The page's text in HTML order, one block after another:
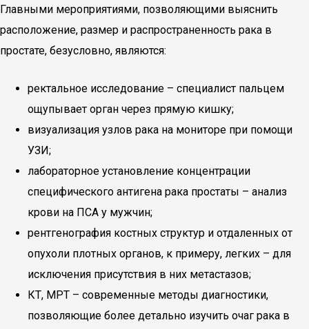
Главными мероприятиями, позволяющими выяснить
расположение, размер и распространенность рака в
простате, безусловно, являются:
ректальное исследование – специалист пальцем
ощупывает орган через прямую кишку;
визуализация узлов рака на мониторе при помощи
УЗИ;
лабораторное установление концентрации
специфического антигена рака простаты – анализ
крови на ПСА у мужчин;
рентгенография костных структур и отдаленных от
опухоли плотных органов, к примеру, легких – для
исключения присутствия в них метастазов;
КТ, МРТ – современные методы диагностики,
позволяющие более детально изучить очаг рака в